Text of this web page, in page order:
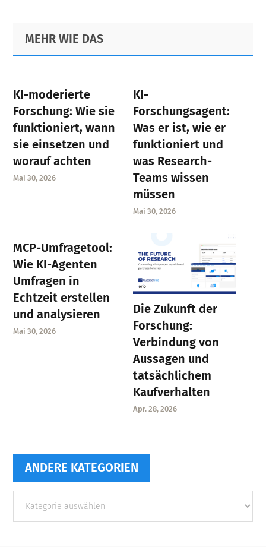
Primary
Sidebar
Footer
MEHR WIE DAS
KI-moderierte
Forschung: Wie sie
funktioniert, wann
sie einsetzen und
worauf achten
Mai 30, 2026
KI-
Forschungsagent:
Was er ist, wie er
funktioniert und
was Research-
Teams wissen
müssen
Mai 30, 2026
MCP-Umfragetool:
Wie KI-Agenten
Umfragen in
Echtzeit erstellen
und analysieren
Mai 30, 2026
Die Zukunft der
Forschung:
Verbindung von
Aussagen und
tatsächlichem
Kaufverhalten
Apr. 28, 2026
ANDERE KATEGORIEN
Kategorien